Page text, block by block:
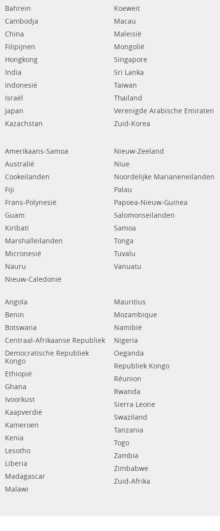
Bahrein
Cambodja
China
Filipijnen
Hongkong
India
Indonesië
Israël
Japan
Kazachstan
Koeweit
Macau
Maleisië
Mongolië
Singapore
Sri Lanka
Taiwan
Thailand
Verenigde Arabische Emiraten
Zuid-Korea
Amerikaans-Samoa
Australië
Cookeilanden
Fiji
Frans-Polynesië
Guam
Kiribati
Marshalleilanden
Micronesië
Nauru
Nieuw-Caledonië
Nieuw-Zeeland
Niue
Noordelijke Marianeneilanden
Palau
Papoea-Nieuw-Guinea
Salomonseilanden
Samoa
Tonga
Tuvalu
Vanuatu
Angola
Benin
Botswana
Centraal-Afrikaanse Republiek
Democratische Republiek
Kongo
Ethiopië
Ghana
Ivoorkust
Kaapverdië
Kameroen
Kenia
Lesotho
Liberia
Madagascar
Malawi
Mauritius
Mozambique
Namibië
Nigeria
Oeganda
Republiek Kongo
Réunion
Rwanda
Sierra Leone
Swaziland
Tanzania
Togo
Zambia
Zimbabwe
Zuid-Afrika